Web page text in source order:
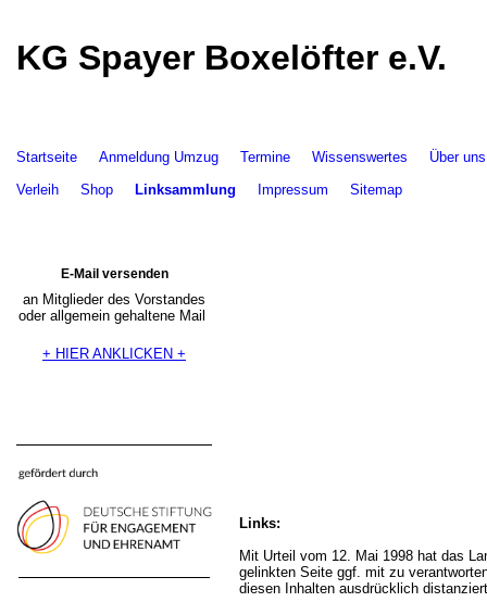
KG Spayer Boxelöfter e.V.
Startseite Anmeldung Umzug Termine Wissenswertes
Über uns
Verleih
Shop Linksammlung Impressum Sitemap
E-Mail versenden
an Mitglieder des Vorstandes
oder allgemein gehaltene Mail
+ HIER ANKLICKEN +
Links:
Mit Urteil vom 12. Mai 1998 hat das
gelinkten Seite ggf. mit zu
diesen Inhalten ausdrücklich